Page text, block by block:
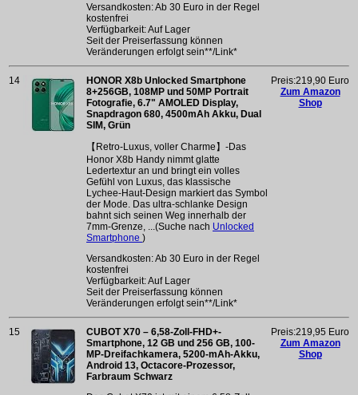
Versandkosten: Ab 30 Euro in der Regel
kostenfrei
Verfügbarkeit: Auf Lager
Seit der Preiserfassung können
Veränderungen erfolgt sein**/Link*
14
HONOR X8b Unlocked Smartphone
8+256GB, 108MP und 50MP Portrait
Fotografie, 6.7" AMOLED Display,
Snapdragon 680, 4500mAh Akku, Dual
SIM, Grün
【Retro-Luxus, voller Charme】-Das
Honor X8b Handy nimmt glatte
Ledertextur an und bringt ein volles
Gefühl von Luxus, das klassische
Lychee-Haut-Design markiert das Symbol
der Mode. Das ultra-schlanke Design
bahnt sich seinen Weg innerhalb der
7mm-Grenze, ...(Suche nach Unlocked
Smartphone )
Versandkosten: Ab 30 Euro in der Regel
kostenfrei
Verfügbarkeit: Auf Lager
Seit der Preiserfassung können
Veränderungen erfolgt sein**/Link*
Preis:219,90 Euro
Zum Amazon
Shop
15
CUBOT X70 – 6,58-Zoll-FHD+-
Smartphone, 12 GB und 256 GB, 100-
MP-Dreifachkamera, 5200-mAh-Akku,
Android 13, Octacore-Prozessor,
Farbraum Schwarz
Preis:219,95 Euro
Zum Amazon
Shop